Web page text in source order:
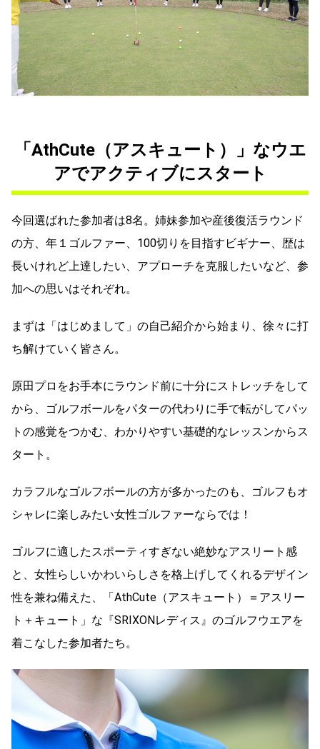
「AthCute（アスキュート）」なウエ
アでアクティブにスタート
今回選ばれた参加者は8名。姉妹参加や産後復活ラウンド
の方、年１ゴルファー、100切りを目指すビギナー、歴は
長いけれど上達したい、アプローチを克服したいなど、参
加への思いはそれぞれ。
まずは「はじめまして」の自己紹介から始まり、徐々に打
ち解けていく皆さん。
原田プロをお手本にラウンド前に十分にストレッチをして
から、ゴルフボールをパターの代わりに手で転がしてパッ
トの感覚をつかむ、わかりやすい基礎的なレッスンからス
タート。
カラフルなゴルフボールの方が多かったのも、ゴルフもオ
シャレに楽しみたい女性ゴルファーならでは！
ゴルフに適したスポーティすぎない絶妙なアスリート感
と、女性らしいかわいらしさを格上げしてくれるデザイン
性を兼ね備えた、「AthCute（アスキュート）＝アスリー
ト＋キュート」な『SRIXONレディス』のゴルフウエアを
着こなした参加者たち。